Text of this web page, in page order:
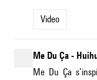
Video
Me Du Ça -
Me Du Ça